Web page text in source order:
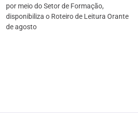
por meio do Setor de Formação,
disponibiliza o Roteiro de Leitura Orante
de agosto